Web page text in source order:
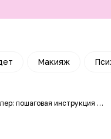
Макияж
Как наносить консилер: пошаговая инструкция и разбор ошибок